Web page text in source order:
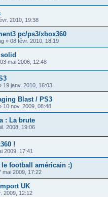
2010, 19:38
pc/ps3/xbox360
» 08 févr. 2010, 18:19
03 mai 2006, 12:48
19 janv. 2010, 16:03
Blast / PS3
10 nov. 2009, 08:48
: La brute
2008, 19:06
!
2009, 17:41
football américain :)
mai 2009, 17:22
UK
2009, 12:12